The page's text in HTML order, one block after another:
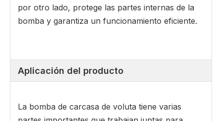
por otro lado, protege las partes internas de la
bomba y garantiza un funcionamiento eficiente.
Aplicación del producto
La bomba de carcasa de voluta tiene varias